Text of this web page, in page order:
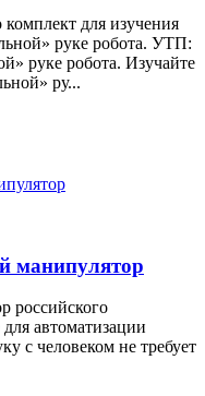
для изучения
руке робота. УТП:
руке робота. Изучайте
ру...
манипулятор
российского
автоматизации
с человеком не требует